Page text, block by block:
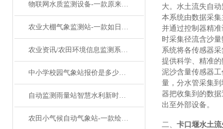
物联网水质监测设备-一款原来如此的鱼塘水质监测设备2023已更新
农业大棚气象监测站-一款如日方升的超声波自动气象站设备#2023已更新
农业资讯/农田环境信息监测系统——农业物联网田间气象站#2024已更新
中小学校园气象站报价是多少@万象环境厂家#暴雨资讯
自动监测雨量站智慧水利新时代：水文流量在线监测系统变革
农田小气候自动气象站-一款绘声绘影物联网农业气象站#2023已更新
大。水土流失自
本系统由数据采
并通过控制器精
时采集径流含沙
系统将各传感器
提供科学、精准
泥沙含量传感器
量，分水管采集
器把收集到的数
出至外部设备。
二、 卡口堰水土